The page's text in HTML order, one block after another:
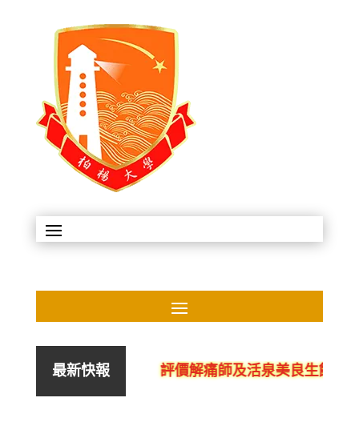
最新快報 評價解痛師及活泉美良生館的